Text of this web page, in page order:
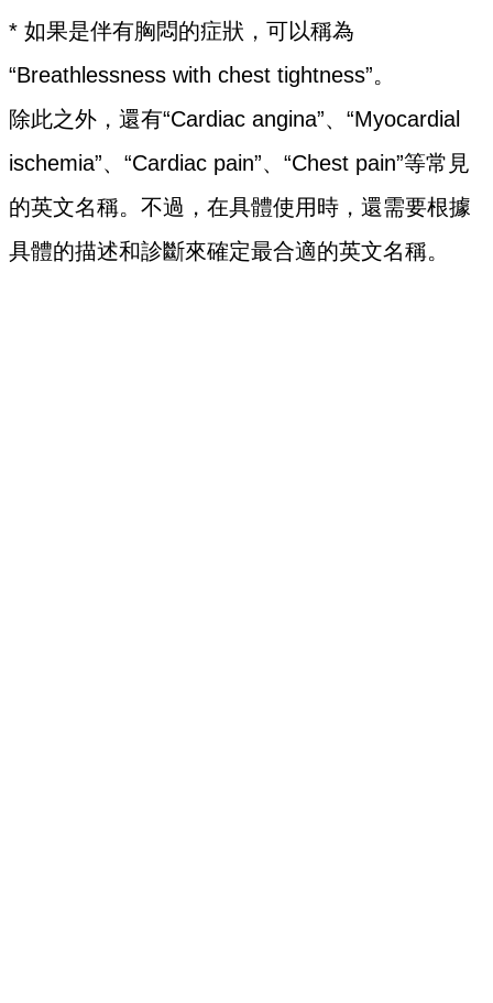
* 如果是伴有胸悶的症狀，可以稱為
“Breathlessness with chest tightness”。
除此之外，還有“Cardiac angina”、“Myocardial
ischemia”、“Cardiac pain”、“Chest pain”等常見
的英文名稱。不過，在具體使用時，還需要根據
具體的描述和診斷來確定最合適的英文名稱。